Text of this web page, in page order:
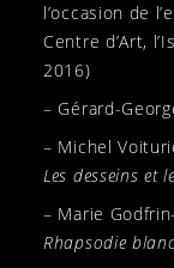
l’occasion de
Centre d’Art,
2016)
– Gérard-
– Michel
Les desseins et
– Marie
Rhapsodie